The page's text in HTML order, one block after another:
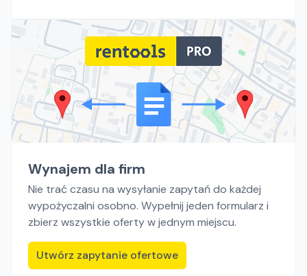
Wynajem dla firm
Nie trać czasu na wysyłanie zapytań do każdej
wypożyczalni osobno. Wypełnij jeden formularz i
zbierz wszystkie oferty w jednym miejscu.
Utwórz zapytanie ofertowe